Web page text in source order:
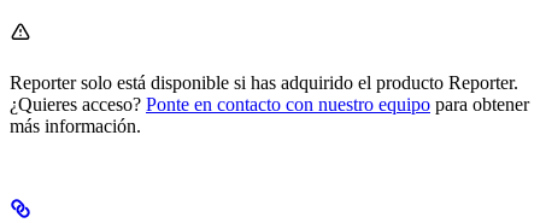
Reporter solo está disponible si has adquirido el producto Reporter.
¿Quieres acceso? Ponte en contacto con nuestro equipo para obtener
más información.